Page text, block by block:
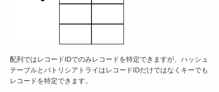
配列ではレコードIDでのみレコードを特定できますが、ハッシュ
テーブルとパトリシアトライはレコードIDだけではなくキーでも
レコードを特定できます。